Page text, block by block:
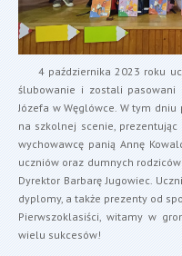
4 października 2023 roku
ślubowanie i zostali pasowani
Józefa w Węglówce. W tym
na szkolnej scenie,
wychowawcę panią Annę
uczniów oraz dumnych
Dyrektor Barbarę Jugowiec.
dyplomy, a także prezenty od
Pierwszoklasiści, witamy w
wielu sukcesów!